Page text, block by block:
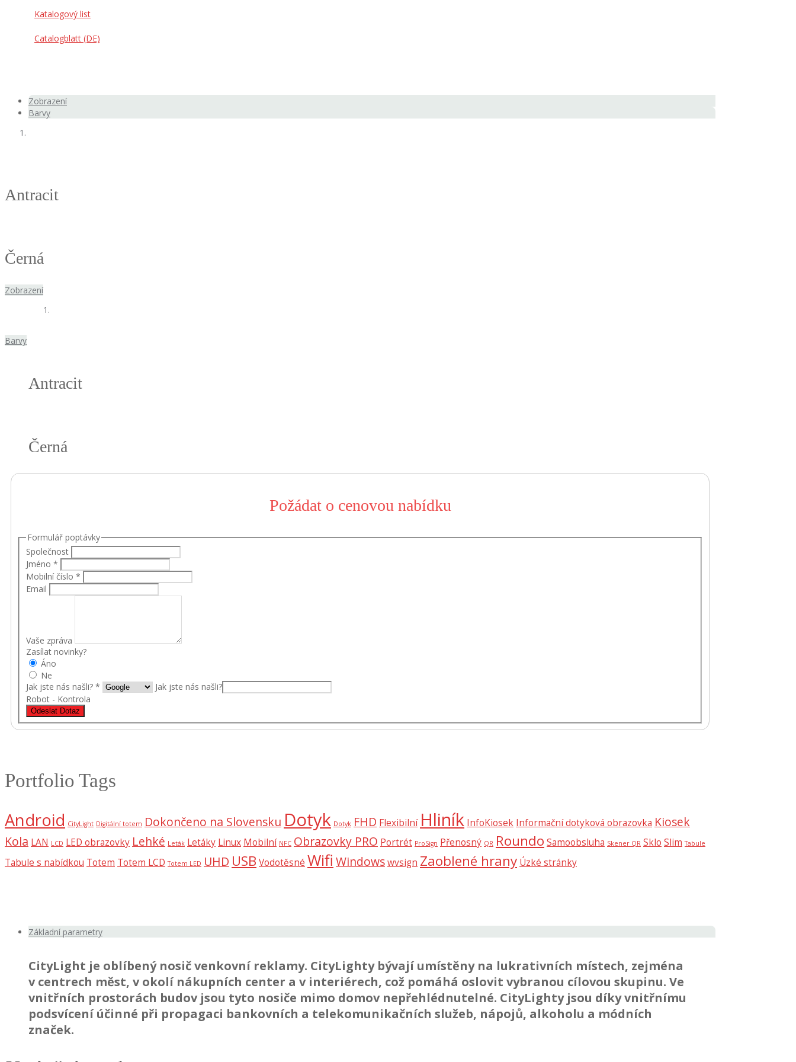
Katalogový list
Catalogblatt (DE)
Zobrazení
Barvy
Antracit
Černá
Zobrazení
Barvy
Antracit
Černá
Požádat o cenovou nabídku
Formulář poptávky
Společnost
Jméno *
Mobilní číslo *
Email
Vaše zpráva
Zasílat novinky?
Áno
Ne
Jak jste nás našli? *
Jak jste nás našli?
Robot - Kontrola
Odeslat Dotaz
Portfolio Tags
Android CityLight Digitální totem Dokončeno na Slovensku Dotyk Dotyk FHD Flexibilní Hliník InfoKiosek Informační dotyková obrazovka Kiosek
Kola LAN LCD LED obrazovky Lehké Leták Letáky Linux Mobilní NFC Obrazovky PRO Portrét ProSign Přenosný QR Roundo Samoobsluha Skener QR Sklo Slim Tabule
Tabule s nabídkou Totem Totem LCD Totem LED UHD USB Vodotěsné Wifi Windowswvsign Zaoblené hrany Úzké stránky
Základní parametry
CityLight je oblíbený nosič venkovní reklamy. CityLightybývají umístěny na lukrativních místech, zejména
v centrech měst, v okolí nákupních center a v interiérech, což pomáhá oslovit vybranou cílovou skupinu. Ve
vnitřních prostorách budov jsou tyto nosiče mimo domov nepřehlédnutelné. CityLighty jsou díky vnitřnímu
podsvícení účinné při propagaci bankovních a telekomunikačních služeb, nápojů, alkoholu a módních
značek.